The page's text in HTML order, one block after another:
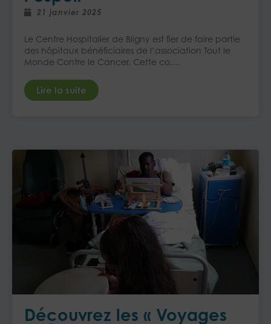
21 janvier 2025
Le Centre Hospitalier de Bligny est fier de faire partie
des hôpitaux bénéficiaires de l’association Tout le
Monde Contre le Cancer. Cette co....
Lire la suite
Découvrez les « Voyages